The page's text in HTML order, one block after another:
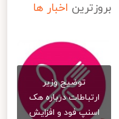
بروزترین اخبار ها
توضیح وزیر
ارتباطات درباره هک
اسنپ‌ فود و افزایش